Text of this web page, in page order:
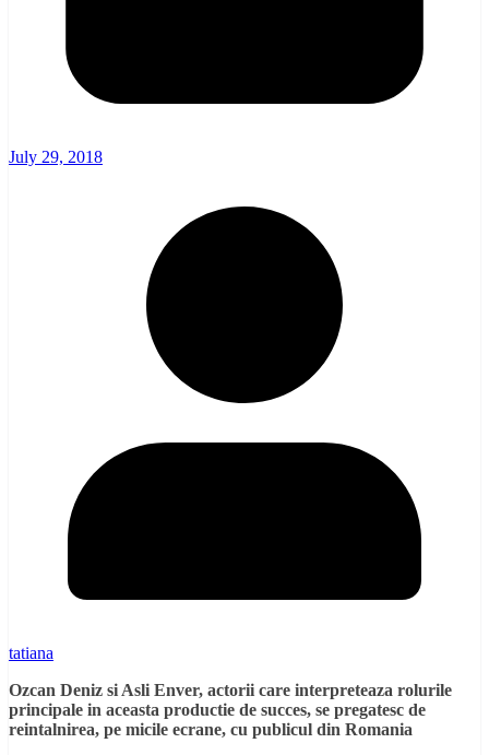
July 29, 2018
tatiana
Ozcan Deniz si Asli Enver, actorii care interpreteaza rolurile
principale in aceasta productie de succes, se pregatesc de
reintalnirea, pe micile ecrane, cu publicul din Romania